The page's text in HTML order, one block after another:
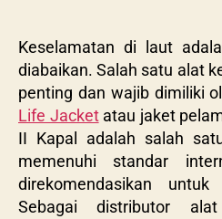
Keselamatan di laut
diabaikan. Salah satu alat
penting dan wajib dimiliki
Life Jacketatau jaket
II Kapal adalah salah
memenuhi standar
direkomendasikan
Sebagai distributor